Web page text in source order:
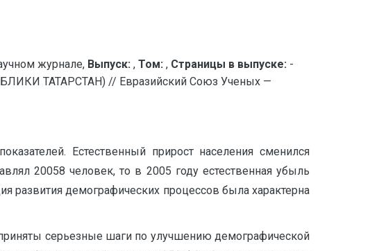
журнале, Выпуск: , Том: , Страницы в выпуске: -
ТАТАРСТАН) // Евразийский Союз Ученых —
Естественный прирост населения сменился
20058 человек, то в 2005 году естественная убыль
развития демографических процессов была характерна
серьезные шаги по улучшению демографической